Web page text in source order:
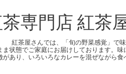
専門店 紅茶
紅茶屋さんでは、「旬の野菜感覚」で
状態でご家庭にお届けしております。味
あり、いろいろなカレーを混ぜながら食